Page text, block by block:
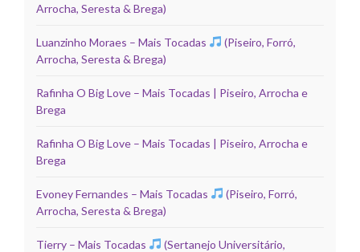
Arrocha, Seresta & Brega)
Luanzinho Moraes – Mais Tocadas
(Piseiro, Forró,
Arrocha, Seresta & Brega)
Rafinha O Big Love – Mais Tocadas | Piseiro, Arrocha e
Brega
Rafinha O Big Love – Mais Tocadas | Piseiro, Arrocha e
Brega
Evoney Fernandes – Mais Tocadas
(Piseiro, Forró,
Arrocha, Seresta & Brega)
Tierry – Mais Tocadas
(Sertanejo Universitário,